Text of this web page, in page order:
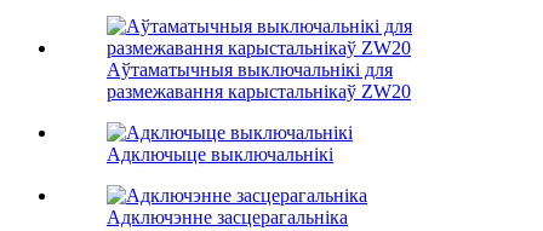
Аўтаматычныя выключальнікі для
размежавання карыстальнікаў ZW20
Адключыце выключальнікі
Адключэнне засцерагальніка